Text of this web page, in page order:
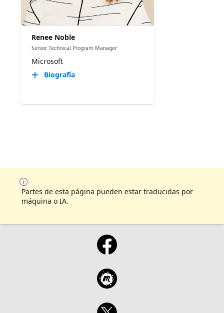
Renee Noble
Senior Technical Program Manager​
Microsoft
Biografía
Partes de esta página pueden estar traducidas por
máquina o IA.